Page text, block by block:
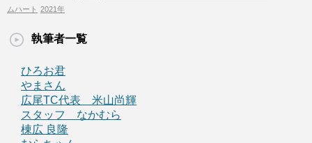
ムハート 2021年
執筆者一覧
ひろお君
やまさん
広尾TC代表 米山尚輝
スタッフ なかむら
棟広 良隆